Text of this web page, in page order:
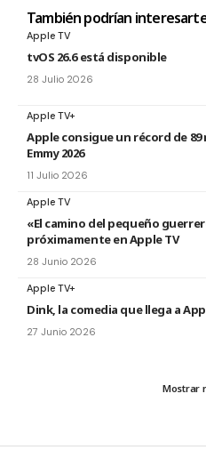
También podrían
Apple TV
tvOS 26.6 está disponible
28 Julio 2026
Apple TV+
Apple consigue un récord de
Emmy 2026
11 Julio 2026
Apple TV
«El camino del pequeño
próximamente en Apple TV
28 Junio 2026
Apple TV+
Dink, la comedia que llega a
27 Junio 2026
Mostrar